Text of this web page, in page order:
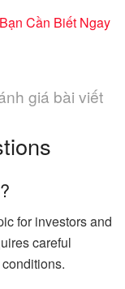
Cần Biết Ngay
giá bài viết
for investors and
careful